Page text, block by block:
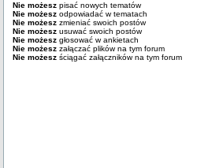
Nie możesz pisać nowych tematów
Nie możesz odpowiadać w tematach
Nie możesz zmieniać swoich postów
Nie możesz usuwać swoich postów
Nie możesz głosować w ankietach
Nie możesz załączać plików na tym forum
Nie możesz ściągać załączników na tym forum